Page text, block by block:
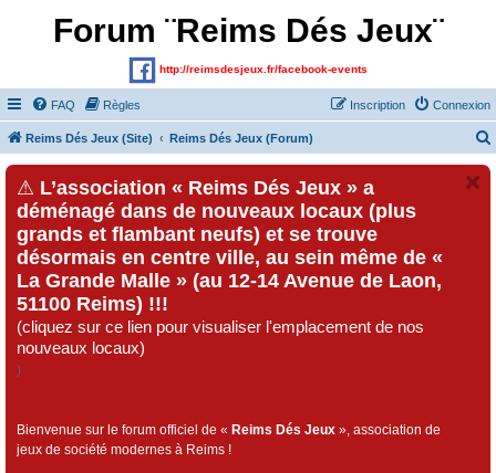
Forum ¨Reims Dés Jeux¨
http://reimsdesjeux.fr/facebook-events
FAQ Règles Connexion
Inscription
Reims Dés Jeux (Site) Reims Dés Jeux (Forum)
⚠ L’association « Reims Dés Jeux » a
déménagé dans de nouveaux locaux (plus
grands et flambant neufs) et se trouve
désormais en centre ville, au sein même de «
La Grande Malle » (au 12-14 Avenue de Laon,
51100 Reims) !!!
(cliquez sur ce lien pour visualiser l'emplacement de nos
nouveaux locaux)
)
Bienvenue sur le forum officiel de « Reims Dés Jeux », association de
jeux de société modernes à Reims !